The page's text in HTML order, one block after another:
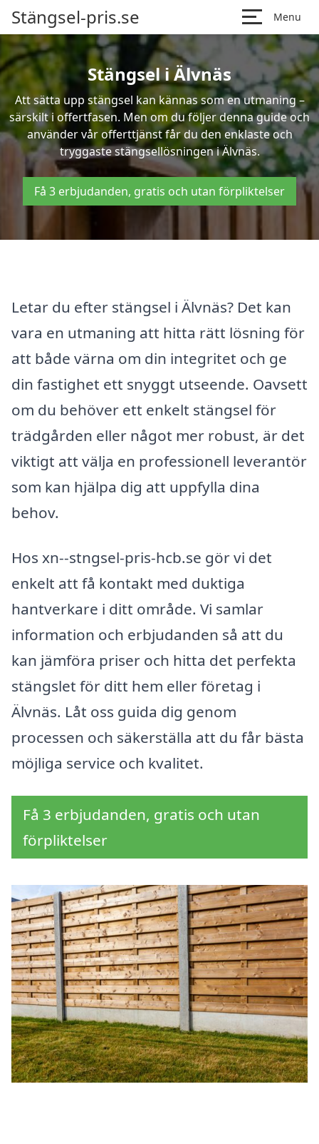
Stängsel-pris.se Menu
Stängsel i Älvnäs
Att sätta upp stängsel kan kännas som en utmaning –
särskilt i offertfasen. Men om du följer denna guide och
använder vår offerttjänst får du den enklaste och
tryggaste stängsellösningen i Älvnäs.
Få 3 erbjudanden, gratis och utan förpliktelser
Letar du efter stängsel i Älvnäs? Det kan
vara en utmaning att hitta rätt lösning för
att både värna om din integritet och ge
din fastighet ett snyggt utseende. Oavsett
om du behöver ett enkelt stängsel för
trädgården eller något mer robust, är det
viktigt att välja en professionell leverantör
som kan hjälpa dig att uppfylla dina
behov.
Hos xn--stngsel-pris-hcb.se gör vi det
enkelt att få kontakt med duktiga
hantverkare i ditt område. Vi samlar
information och erbjudanden så att du
kan jämföra priser och hitta det perfekta
stängslet för ditt hem eller företag i
Älvnäs. Låt oss guida dig genom
processen och säkerställa att du får bästa
möjliga service och kvalitet.
Få 3 erbjudanden, gratis och utan
förpliktelser